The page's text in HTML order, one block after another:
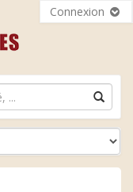
Connexion